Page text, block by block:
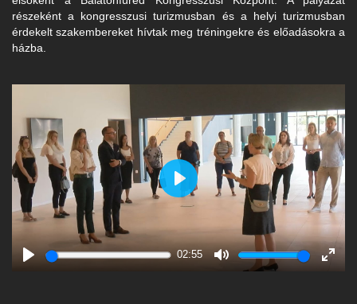
részeként a kongresszusi turizmusban és a helyi turizmusban
érdekelt szakembereket hívtak meg tréningekre és előadásokra a
házba.
02:55
Mute
Enter
Play